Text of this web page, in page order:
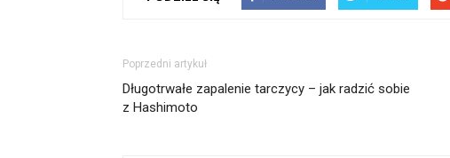
Poprzedni artykuł
Długotrwałe zapalenie tarczycy – jak radzić sobie
z Hashimoto